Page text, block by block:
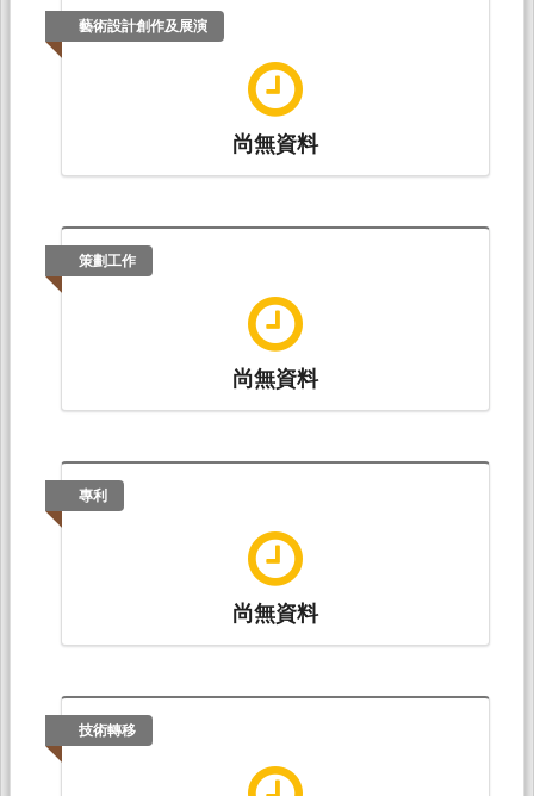
藝術設計創作及展演
尚無資料
策劃工作
尚無資料
專利
尚無資料
技術轉移